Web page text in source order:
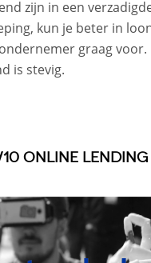
zijn in een
kun je beter in
graag
is stevig.
ONLINE LENDING